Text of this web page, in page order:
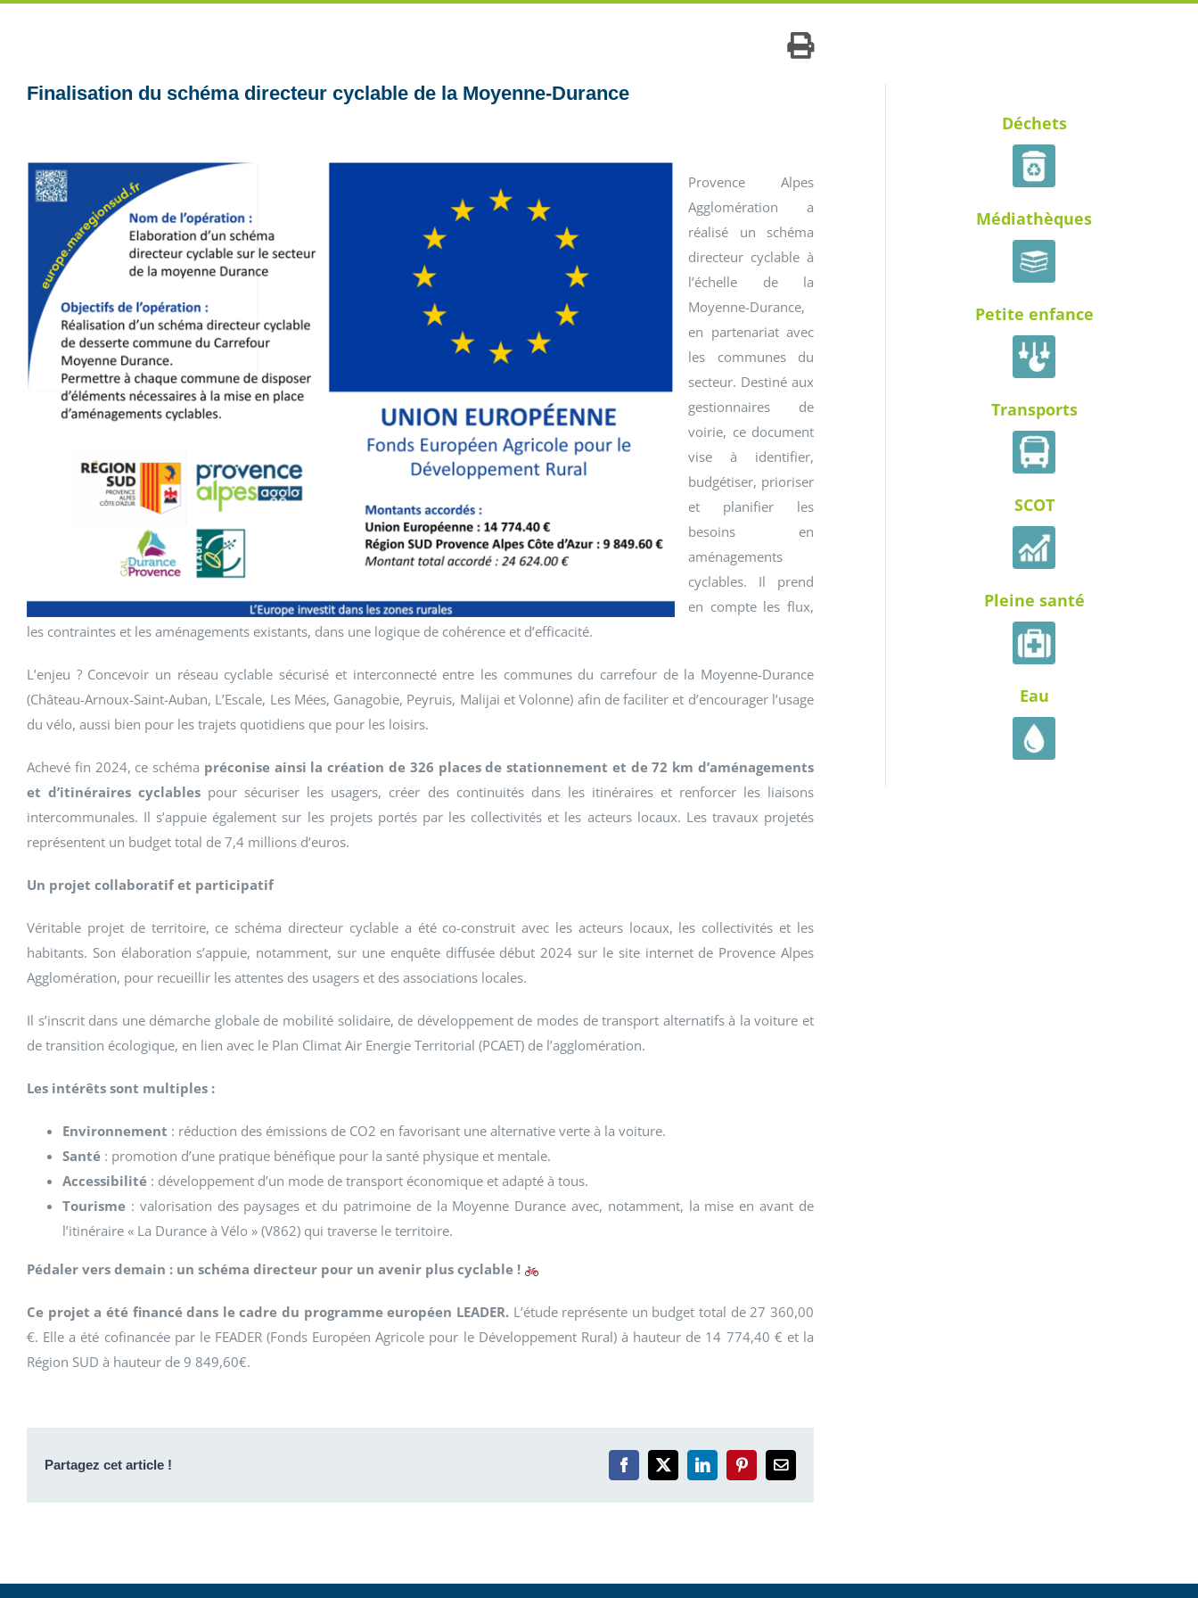
Finalisation du schéma directeur cyclable de la Moyenne-Durance
Provence Alpes
Agglomération a
réalisé un schéma
directeur cyclable à
l’échelle de la
Moyenne-Durance,
en partenariat avec
les communes du
secteur. Destiné aux
gestionnaires de
voirie, ce document
vise à identifier,
budgétiser, prioriser
et planifier les
besoins en
aménagements
cyclables. Il prend
en compte les flux,
les contraintes et les aménagements existants, dans une logique de cohérence et d’efficacité.
L’enjeu ? Concevoir un réseau cyclable sécurisé et interconnecté entre les communes du carrefour de la Moyenne-Durance
(Château-Arnoux-Saint-Auban, L’Escale, Les Mées, Ganagobie, Peyruis, Malijai et Volonne) afin de faciliter et d’encourager l’usage
du vélo, aussi bien pour les trajets quotidiens que pour les loisirs.
Achevé fin 2024, ce schéma préconise ainsi la création de 326 places de stationnement et de 72 km d’aménagements
et d’itinéraires cyclables pour sécuriser les usagers, créer des continuités dans les itinéraires et renforcer les liaisons
intercommunales. Il s’appuie également sur les projets portés par les collectivités et les acteurs locaux. Les travaux projetés
représentent un budget total de 7,4 millions d’euros.
Un projet collaboratif et participatif
Véritable projet de territoire, ce schéma directeur cyclable a été co-construit avec les acteurs locaux, les collectivités et les
habitants. Son élaboration s’appuie, notamment, sur une enquête diffusée début 2024 sur le site internet de Provence Alpes
Agglomération, pour recueillir les attentes des usagers et des associations locales.
Il s’inscrit dans une démarche globale de mobilité solidaire, de développement de modes de transport alternatifs à la voiture et
de transition écologique, en lien avec le Plan Climat Air Energie Territorial (PCAET) de l’agglomération.
Les intérêts sont multiples :
Environnement : réduction des émissions de CO2 en favorisant une alternative verte à la voiture.
Santé : promotion d’une pratique bénéfique pour la santé physique et mentale.
Accessibilité : développement d’un mode de transport économique et adapté à tous.
Tourisme : valorisation des paysages et du patrimoine de la Moyenne Durance avec, notamment, la mise en avant de
l’itinéraire « La Durance à Vélo » (V862) qui traverse le territoire.
Pédaler vers demain : un schéma directeur pour un avenir plus cyclable !
Ce projet a été financé dans le cadre du programme européen LEADER.L’étude représente un budget total de 27 360,00
€. Elle a été cofinancée par le FEADER (Fonds Européen Agricole pour le Développement Rural) à hauteur de 14 774,40 € et la
Région SUD à hauteur de 9 849,60€.
Partagez cet article ! Facebook
X LinkedInPinterestEmail
Déchets
Médiathèques
Petite enfance
Transports
SCOT
Pleine santé
Eau